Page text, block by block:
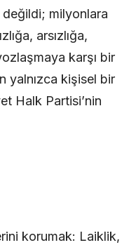
değildi; milyonlara
arsızlığa,
karşı bir
yalnızca kişisel bir
Halk Partisi’nin
korumak: Laiklik,